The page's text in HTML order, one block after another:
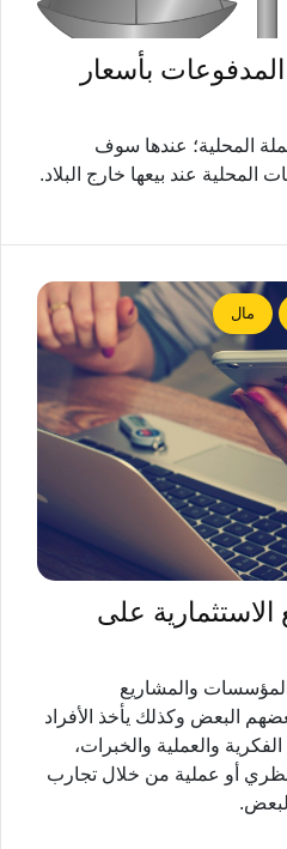
بأسعار
المحلية؛ عندها سوف
عند بيعها خارج البلاد.
مال
الاستثمارية على
المؤسسات والمشاريع
البعض وكذلك يأخذ الأفراد
والعملية والخبرات،
أو عملية من خلال تجارب